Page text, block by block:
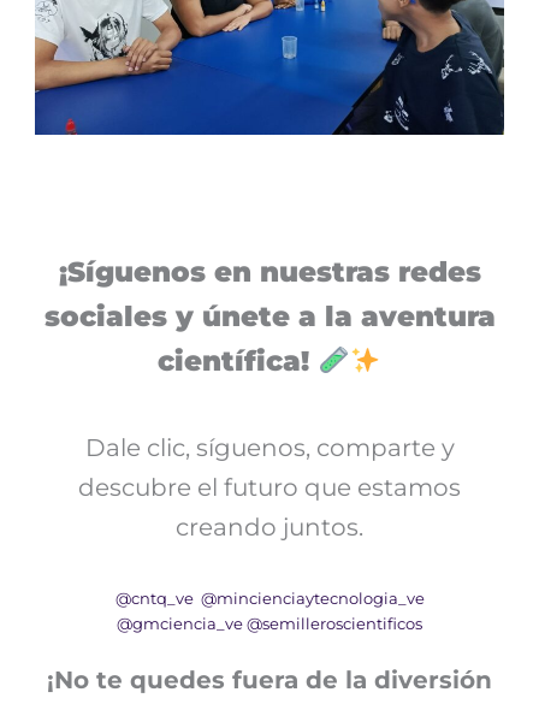
¡Síguenos en nuestras redes
sociales y únete a la aventura
científica!
Dale clic, síguenos, comparte y
descubre el futuro que estamos
creando juntos.
@cntq_ve @mincienciaytecnologia_ve
@gmciencia_ve @semilleroscientificos
¡No te quedes fuera de la diversión